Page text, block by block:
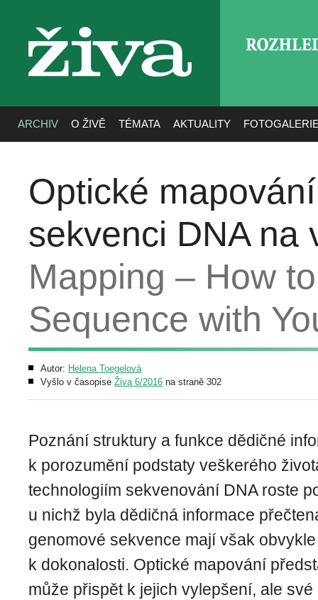
živa
ARCHIV O ŽIVĚ TÉMATA AKTUALITY
Optické
sekvenci DNA
Mapping – How
Sequence with
Autor: Helena Toegelová
Vyšlo v časopise Živa 6/2016 na straně 302
Poznání struktury a funkce dědičné
k porozumění podstaty veškerého
technologiím sekvenování DNA roste
u nichž byla dědičná informace
genomové sekvence mají však
k dokonalosti. Optické mapování
může přispět k jejich vylepšení, ale